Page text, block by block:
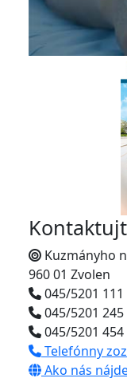
Kuzmányho
960 01 Zvolen
045/5201 111
045/5201 245
045/5201
Telefónny
Ako nás